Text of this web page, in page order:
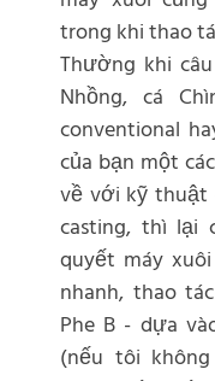
trong khi thao
Thường khi
Nhồng, cá
conventional
của bạn một
về với kỹ thuật
casting, thì lại
quyết máy
nhanh, thao
Phe B - dựa
(nếu tôi